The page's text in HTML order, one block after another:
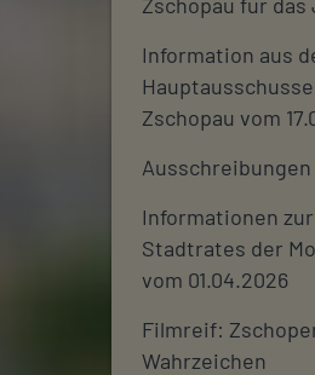
Information aus
Zschopau vom
Ausschreibungen
Informationen
Stadtrates der
vom 01.04.2026
Filmreif:
Wahrzeichen